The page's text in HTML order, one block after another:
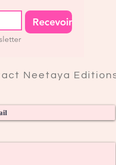
Recevoir
Neetaya